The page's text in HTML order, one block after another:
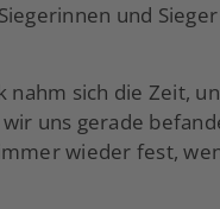
und
nahm sich die Zeit,
uns gerade
wieder fest,